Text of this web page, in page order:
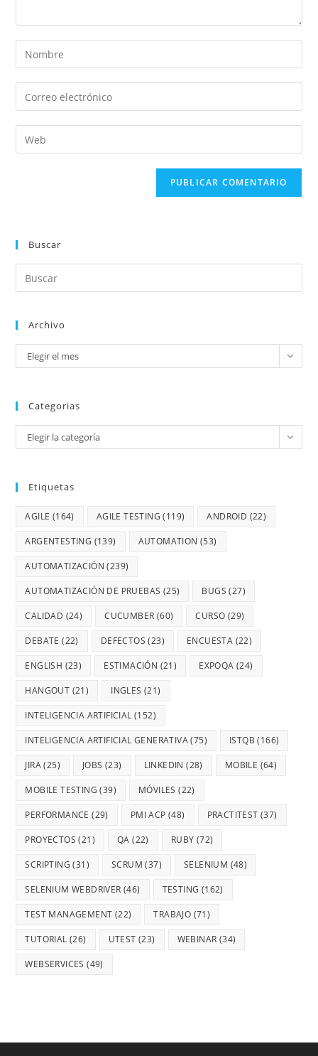
Buscar
Archivo
Elegir el mes
Categorias
Elegir la categoría
Etiquetas
AGILE (164) AGILE TESTING (119) ANDROID (22)
ARGENTESTING (139) AUTOMATION (53)
AUTOMATIZACIÓN (239)
AUTOMATIZACIÓN DE PRUEBAS (25) BUGS (27)
CALIDAD (24) CUCUMBER (60) CURSO (29)
DEBATE (22) DEFECTOS (23) ENCUESTA (22)
ENGLISH (23) ESTIMACIÓN (21) EXPOQA (24)
HANGOUT (21) INGLES (21)
INTELIGENCIA ARTIFICIAL (152)
INTELIGENCIA ARTIFICIAL GENERATIVA(75) ISTQB (166)
JIRA(25) JOBS (23) LINKEDIN (28) MOBILE (64)
MOBILE TESTING (39) MÓVILES (22)
PERFORMANCE (29) PMI ACP (48) PRACTITEST (37)
PROYECTOS (21) QA (22) RUBY (72)
SCRIPTING (31) SCRUM (37) SELENIUM (48)
SELENIUM WEBDRIVER (46) TESTING (162)
TEST MANAGEMENT (22) TRABAJO (71)
TUTORIAL (26) UTEST (23) WEBINAR (34)
WEBSERVICES (49)